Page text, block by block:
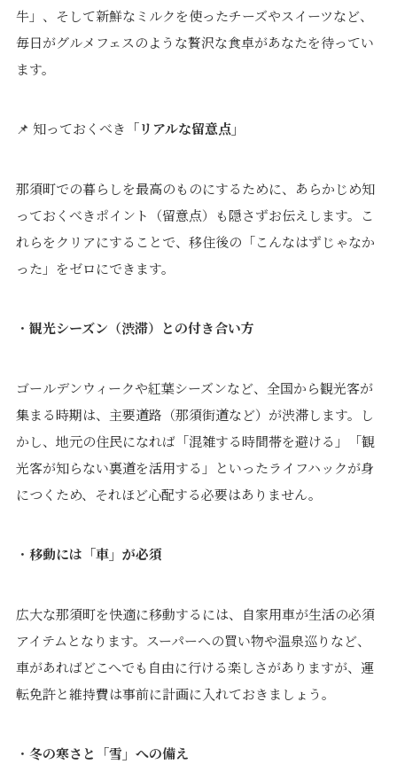
牛」、そして新鮮なミルクを使ったチーズやスイーツなど、
毎日がグルメフェスのような贅沢な食卓があなたを待ってい
ます。
📌 知っておくべき 「リアルな留意点」
那須町での暮らしを最高のものにするために、あらかじめ知
っておくべきポイント（留意点）も隠さずお伝えします。こ
れらをクリアにすることで、移住後の「こんなはずじゃなか
った」をゼロにできます。
・ 観光シーズン（渋滞）との付き合い方
ゴールデンウィークや紅葉シーズンなど、全国から観光客が
集まる時期は、主要道路（那須街道など）が渋滞します。し
かし、地元の住民になれば「混雑する時間帯を避ける」「観
光客が知らない裏道を活用する」といったライフハックが身
につくため、それほど心配する必要はありません。
・ 移動には「車」が必須
広大な那須町を快適に移動するには、自家用車が生活の必須
アイテムとなります。スーパーへの買い物や温泉巡りなど、
車があればどこへでも自由に行ける楽しさがありますが、運
転免許と維持費は事前に計画に入れておきましょう。
・ 冬の寒さと「雪」への備え